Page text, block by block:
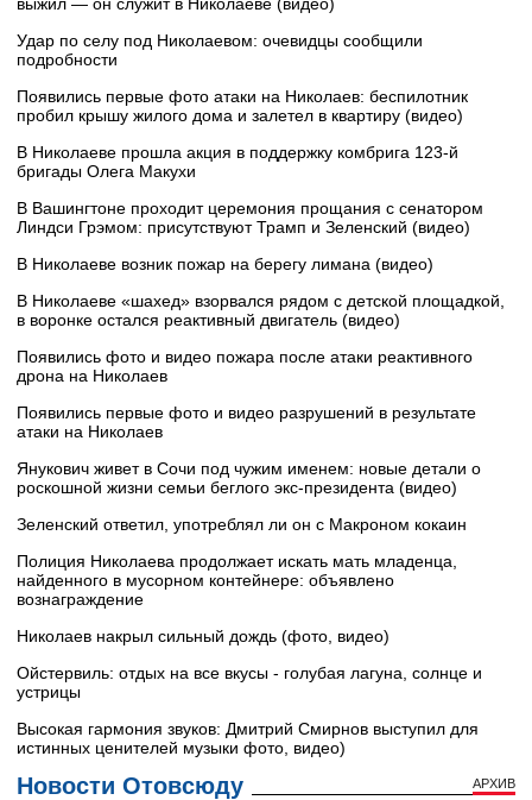
Удар по селу под Николаевом: очевидцы сообщили
подробности
Появились первые фото атаки на Николаев: беспилотник
пробил крышу жилого дома и залетел в квартиру (видео)
В Николаеве прошла акция в поддержку комбрига 123-й
бригады Олега Макухи
В Вашингтоне проходит церемония прощания с сенатором
Линдси Грэмом: присутствуют Трамп и Зеленский (видео)
В Николаеве возник пожар на берегу лимана (видео)
В Николаеве «шахед» взорвался рядом с детской площадкой,
в воронке остался реактивный двигатель (видео)
Появились фото и видео пожара после атаки реактивного
дрона на Николаев
Появились первые фото и видео разрушений в результате
атаки на Николаев
Янукович живет в Сочи под чужим именем: новые детали о
роскошной жизни семьи беглого экс-президента (видео)
Зеленский ответил, употреблял ли он с Макроном кокаин
Полиция Николаева продолжает искать мать младенца,
найденного в мусорном контейнере: объявлено
вознаграждение
Николаев накрыл сильный дождь (фото, видео)
Ойстервиль: отдых на все вкусы - голубая лагуна, солнце и
устрицы
Высокая гармония звуков: Дмитрий Смирнов выступил для
истинных ценителей музыки фото, видео)
Новости Отовсюду АРХИВ